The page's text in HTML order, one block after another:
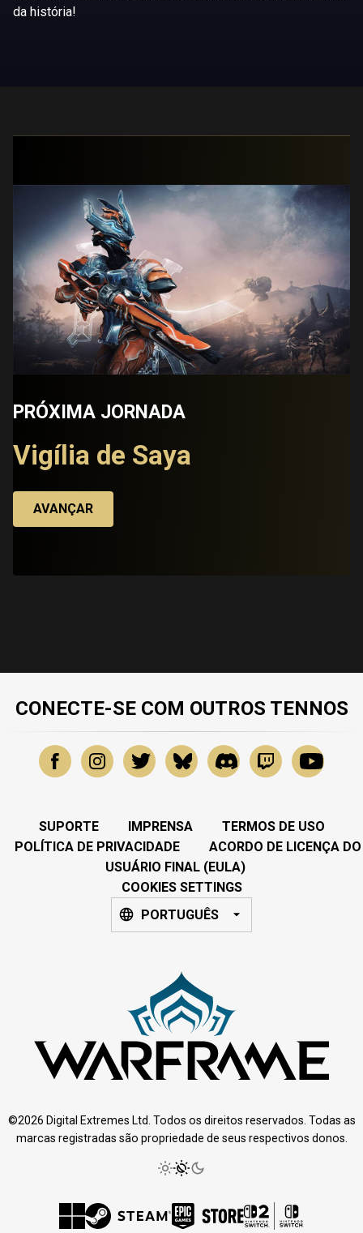
da história!
PRÓXIMA JORNADA
Vigília de Saya
AVANÇAR
CONECTE-SE COM OUTROS TENNOS
SUPORTE IMPRENSA
TERMOS DE USO
POLÍTICA DE PRIVACIDADE
ACORDO DE LICENÇA DO
USUÁRIO FINAL (EULA)
COOKIES SETTINGS
PORTUGUÊS
©2026 Digital Extremes Ltd. Todos os direitos reservados. Todas as
marcas registradas são propriedade de seus respectivos donos.